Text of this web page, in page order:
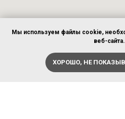
Мы используем файлы cookie,
веб-сайта.
ХОРОШО, НЕ